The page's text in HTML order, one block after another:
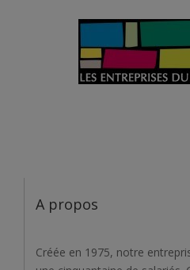
A propos
Créée en 1975, notre